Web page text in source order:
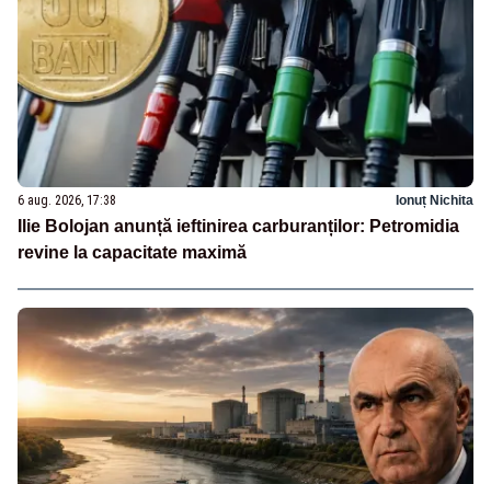
6 aug. 2026, 17:38 Ionuț Nichita
Ilie Bolojan anunță ieftinirea carburanților: Petromidia
revine la capacitate maximă